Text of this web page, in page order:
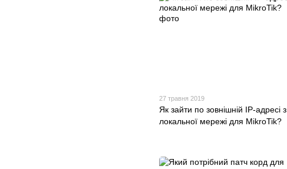
27 травня 2019
Як зайти по зовнішній IP-адресі з
локальної мережі для MikroTik?